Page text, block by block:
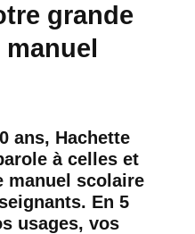
grande
ans, Hachette
à celles et
manuel scolaire
En 5
usages, vos